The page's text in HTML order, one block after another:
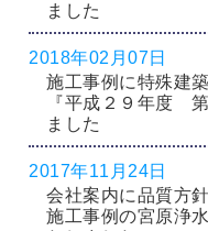
ました
2018年02月07日
施工事例に特殊建
『平成２９年度
ました
2017年11月24日
会社案内に品質方
施工事例の宮原浄